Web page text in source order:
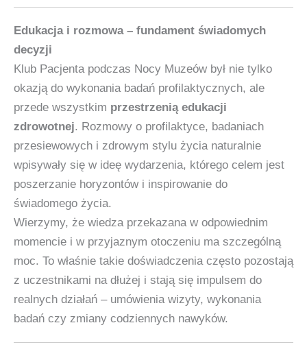
Edukacja i rozmowa – fundament świadomych
decyzji
Klub Pacjenta podczas Nocy Muzeów był nie tylko
okazją do wykonania badań profilaktycznych, ale
przede wszystkim przestrzenią edukacji
zdrowotnej. Rozmowy o profilaktyce, badaniach
przesiewowych i zdrowym stylu życia naturalnie
wpisywały się w ideę wydarzenia, którego celem jest
poszerzanie horyzontów i inspirowanie do
świadomego życia.
Wierzymy, że wiedza przekazana w odpowiednim
momencie i w przyjaznym otoczeniu ma szczególną
moc. To właśnie takie doświadczenia często pozostają
z uczestnikami na dłużej i stają się impulsem do
realnych działań – umówienia wizyty, wykonania
badań czy zmiany codziennych nawyków.